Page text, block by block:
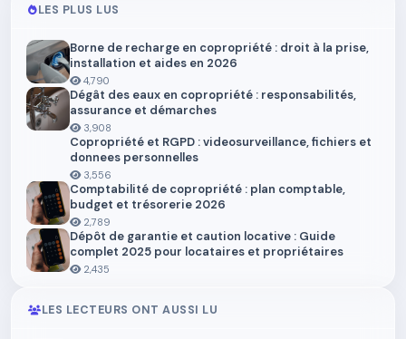
LES PLUS LUS
Borne de recharge en copropriété : droit à la prise,
installation et aides en 2026
4,790
Dégât des eaux en copropriété : responsabilités,
assurance et démarches
3,908
Copropriété et RGPD : videosurveillance, fichiers et
donnees personnelles
3,556
Comptabilité de copropriété : plan comptable,
budget et trésorerie 2026
2,789
Dépôt de garantie et caution locative : Guide
complet 2025 pour locataires et propriétaires
2,435
LES LECTEURS ONT AUSSI LU